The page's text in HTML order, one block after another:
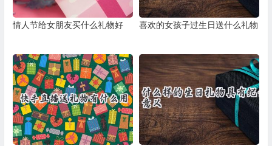
情人节给女朋友买什么礼物好 喜欢的女孩子过生日送什么礼物